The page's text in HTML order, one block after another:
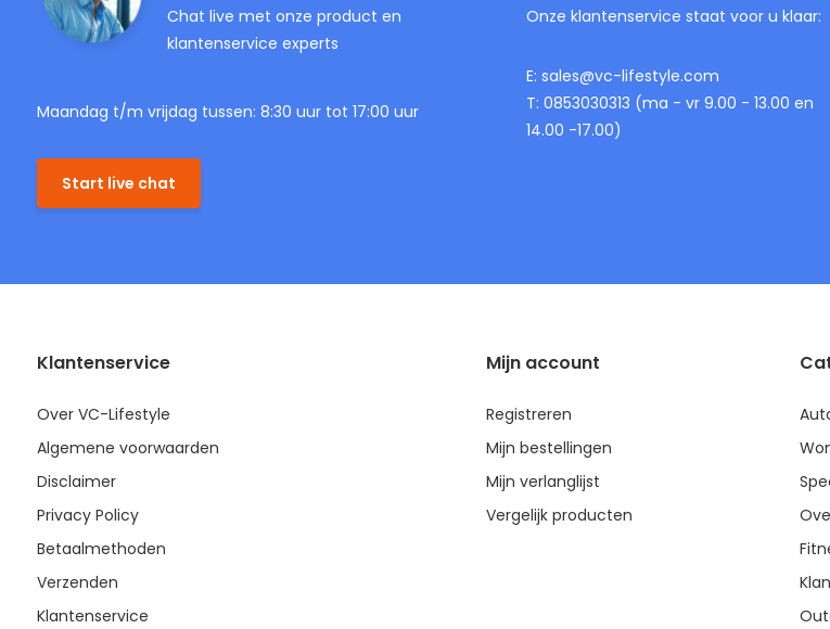
Chat live met onze product en
klantenservice experts
Maandag t/m vrijdag tussen: 8:30 uur tot 17:00 uur
Start live chat
Onze klantenservice staat voor u klaar:
E: sales@vc-lifestyle.com
T: 0853030313 (ma - vr 9.00 - 13.00 en
14.00 -17.00)
Klantenservice
Over VC-Lifestyle
Algemene voorwaarden
Disclaimer
Privacy Policy
Betaalmethoden
Verzenden
Klantenservice
Mijn account
Registreren
Mijn bestellingen
Mijn verlanglijst
Vergelijk producten